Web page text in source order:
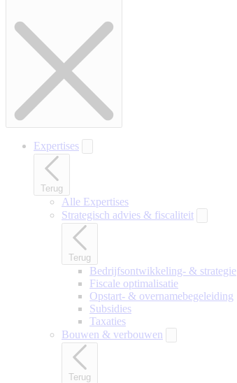
Expertises
Terug
Alle Expertises
Strategisch advies & fiscaliteit
Terug
Bedrijfsontwikkeling- & strategie
Fiscale optimalisatie
Opstart- & overnamebegeleiding
Subsidies
Taxaties
Bouwen & verbouwen
Terug